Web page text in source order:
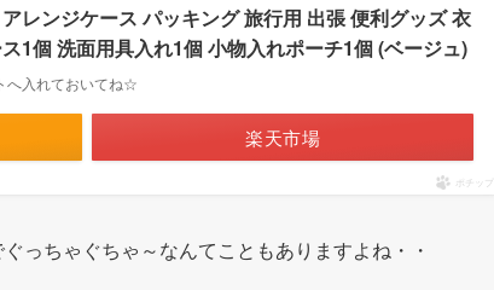
レンジケース パッキング 旅行用 出張 便利グッズ 衣
1個 洗面用具入れ1個 小物入れポーチ1個 (ベージュ)
へ入れておいてね☆
楽天市場
ポチップ
っちゃぐちゃ～なんてこともありますよね・・